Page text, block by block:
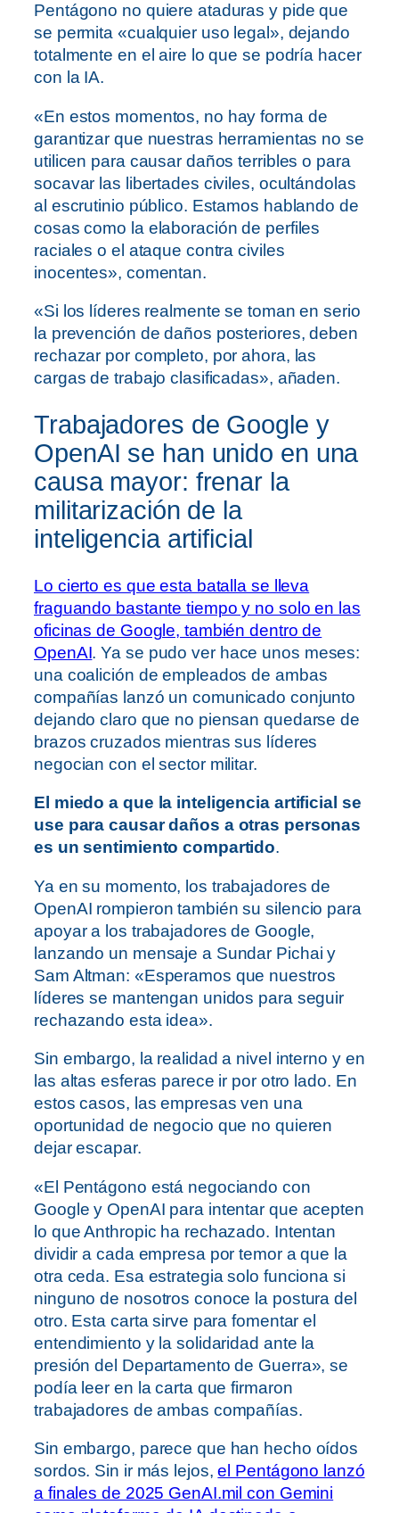
Pentágono no quiere ataduras y pide que
se permita «cualquier uso legal», dejando
totalmente en el aire lo que se podría hacer
con la IA.
«En estos momentos, no hay forma de
garantizar que nuestras herramientas no se
utilicen para causar daños terribles o para
socavar las libertades civiles, ocultándolas
al escrutinio público. Estamos hablando de
cosas como la elaboración de perfiles
raciales o el ataque contra civiles
inocentes», comentan.
«Si los líderes realmente se toman en serio
la prevención de daños posteriores, deben
rechazar por completo, por ahora, las
cargas de trabajo clasificadas», añaden.
Trabajadores de Google y
OpenAI se han unido en una
causa mayor: frenar la
militarización de la
inteligencia artificial
Lo cierto es que esta batalla se lleva
fraguando bastante tiempo y no solo en las
oficinas de Google, también dentro de
OpenAI. Ya se pudo ver hace unos meses:
una coalición de empleados de ambas
compañías lanzó un comunicado conjunto
dejando claro que no piensan quedarse de
brazos cruzados mientras sus líderes
negocian con el sector militar.
El miedo a que la inteligencia artificial se
use para causar daños a otras personas
es un sentimiento compartido.
Ya en su momento, los trabajadores de
OpenAI rompieron también su silencio para
apoyar a los trabajadores de Google,
lanzando un mensaje a Sundar Pichai y
Sam Altman: «Esperamos que nuestros
líderes se mantengan unidos para seguir
rechazando esta idea».
Sin embargo, la realidad a nivel interno y en
las altas esferas parece ir por otro lado. En
estos casos, las empresas ven una
oportunidad de negocio que no quieren
dejar escapar.
«El Pentágono está negociando con
Google y OpenAI para intentar que acepten
lo que Anthropic ha rechazado. Intentan
dividir a cada empresa por temor a que la
otra ceda. Esa estrategia solo funciona si
ninguno de nosotros conoce la postura del
otro. Esta carta sirve para fomentar el
entendimiento y la solidaridad ante la
presión del Departamento de Guerra», se
podía leer en la carta que firmaron
trabajadores de ambas compañías.
Sin embargo, parece que han hecho oídos
sordos. Sin ir más lejos,el Pentágono lanzó
a finales de 2025 GenAI.mil con Gemini